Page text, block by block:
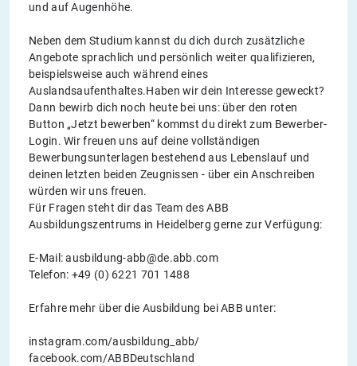
und auf Augenhöhe.
Neben dem Studium kannst du dich durch zusätzliche
Angebote sprachlich und persönlich weiter qualifizieren,
beispielsweise auch während eines
Auslandsaufenthaltes.Haben wir dein Interesse geweckt?
Dann bewirb dich noch heute bei uns: über den roten
Button „Jetzt bewerben“ kommst du direkt zum Bewerber-
Login. Wir freuen uns auf deine vollständigen
Bewerbungsunterlagen bestehend aus Lebenslauf und
deinen letzten beiden Zeugnissen - über ein Anschreiben
würden wir uns freuen.
Für Fragen steht dir das Team des ABB
Ausbildungszentrums in Heidelberg gerne zur Verfügung:
E-Mail: ausbildung-abb@de.abb.com
Telefon: +49 (0) 6221 701 1488
Erfahre mehr über die Ausbildung bei ABB unter:
instagram.com/ausbildung_abb/
facebook.com/ABBDeutschland